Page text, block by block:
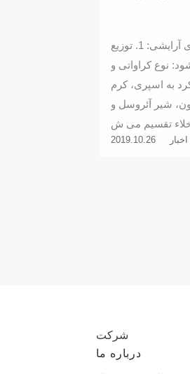
دانش سر پمپ لوسیون بطری آرایشی: 1. توزیع
نوع کراواتی و
به اسپری، کرم
شیر آئروسل و
2019.10.26 اخبار
شرکت
درباره ما